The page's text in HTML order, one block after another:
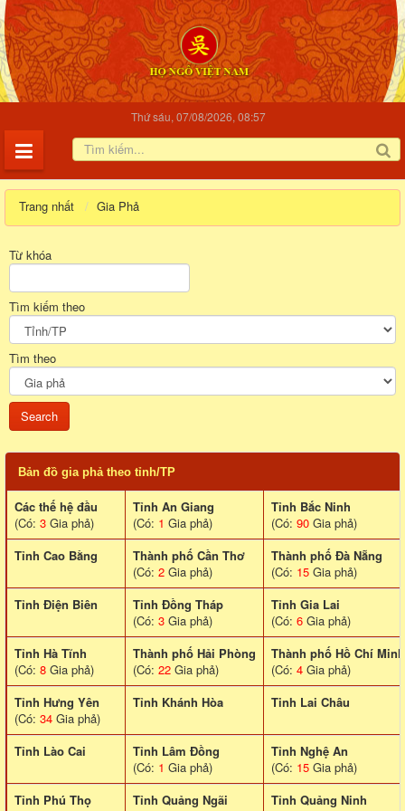
Thứ sáu, 07/08/2026, 08:57
Trang nhất Gia Phả
Từ khóa
Tìm kiếm theo
Tìm theo
Bản đồ gia phả theo tỉnh/TP
Các thế hệ đầu
(Có: 3 Gia phả)
Tỉnh An Giang
(Có: 1 Gia phả)
Tỉnh Bắc Ninh
(Có: 90 Gia phả)
Tỉnh Cao Bằng
Thành phố Cần Thơ
(Có: 2 Gia phả)
Thành phố Đà Nẵng
(Có: 15 Gia phả)
Tỉnh Điện Biên
Tỉnh Đồng Tháp
(Có: 3 Gia phả)
Tỉnh Gia Lai
(Có: 6 Gia phả)
Tỉnh Hà Tĩnh
(Có: 8 Gia phả)
Thành phố Hải Phòng
(Có: 22 Gia phả)
Thành phố Hồ Chí Minh
(Có: 4 Gia phả)
Tỉnh Hưng Yên
(Có: 34 Gia phả)
Tỉnh Khánh Hòa Tinh Lai Châu
Tỉnh Lào Cai
Tỉnh Lâm Đồng
(Có: 1 Gia phả)
Tỉnh Nghệ An
(Có: 15 Gia phả)
Tỉnh Phú Thọ
Tỉnh Quảng Ngãi
Tỉnh Quảng Ninh